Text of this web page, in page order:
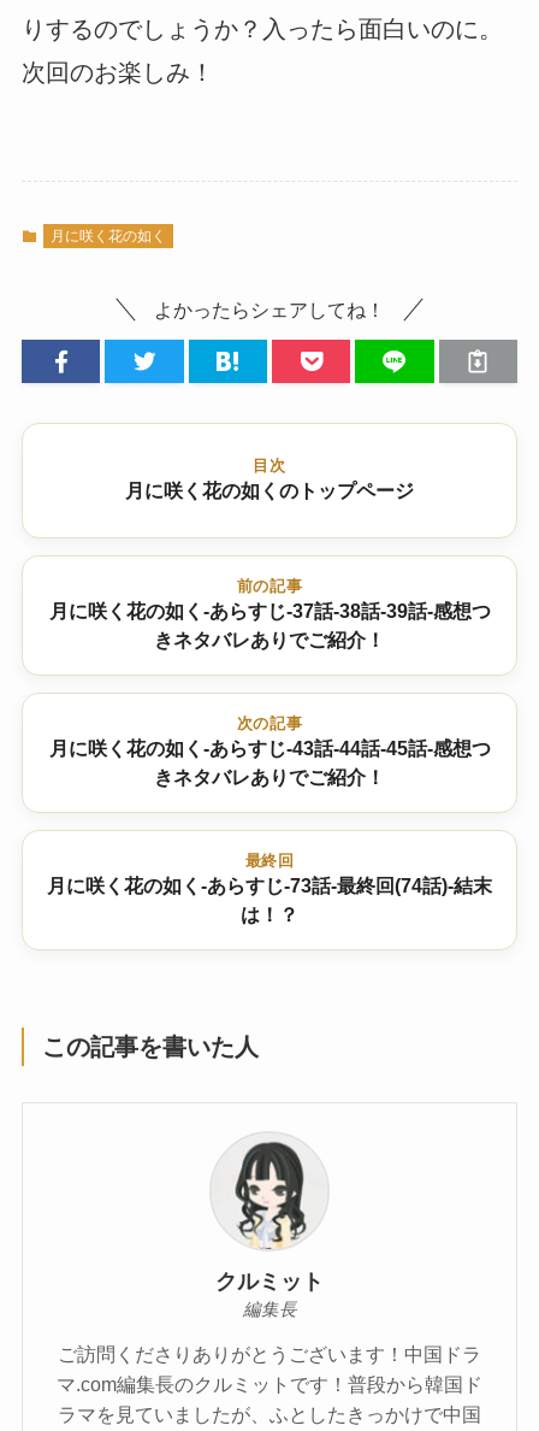
りするのでしょうか？入ったら面白いのに。
次回のお楽しみ！
月に咲く花の如く
よかったらシェアしてね！
目次
月に咲く花の如くのトップページ
前の記事
月に咲く花の如く-あらすじ-37話-38話-39話-感想つ
きネタバレありでご紹介！
次の記事
月に咲く花の如く-あらすじ-43話-44話-45話-感想つ
きネタバレありでご紹介！
最終回
月に咲く花の如く-あらすじ-73話-最終回(74話)-結末
は！？
この記事を書いた人
クルミット
編集長
ご訪問くださりありがとうございます！中国ドラ
マ.com編集長のクルミットです！普段から韓国ド
ラマを見ていましたが、ふとしたきっかけで中国